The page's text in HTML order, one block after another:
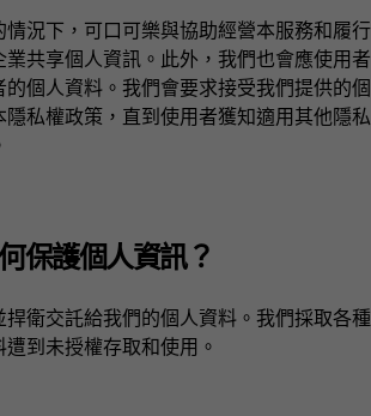
況下，可口可樂與協助經營本服務和履行
共享個人資訊。此外，我們也會應使用者
個人資料。我們會要求接受我們提供的個
隱私權政策，直到使用者獲知適用其他隱私
保護個人資訊？
衛交託給我們的個人資料。我們採取各種
到未授權存取和使用。